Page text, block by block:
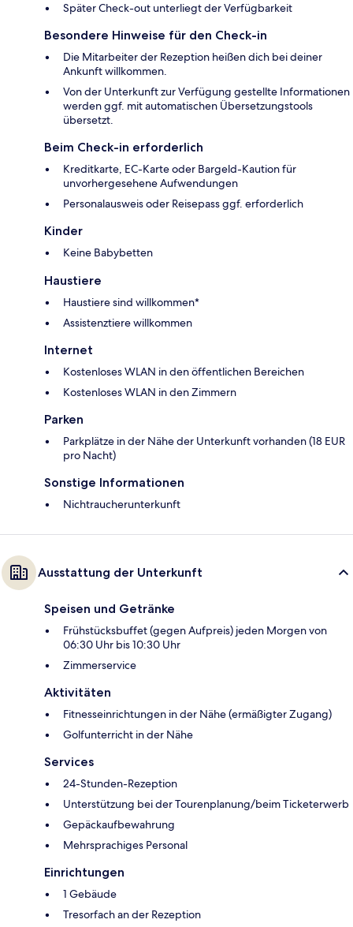
Später Check-out unterliegt der Verfügbarkeit
Besondere Hinweise für den Check-in
Die Mitarbeiter der Rezeption heißen dich bei deiner
Ankunft willkommen.
Von der Unterkunft zur Verfügung gestellte Informationen
werden ggf. mit automatischen Übersetzungstools
übersetzt.
Beim Check-in erforderlich
Kreditkarte, EC-Karte oder Bargeld-Kaution für
unvorhergesehene Aufwendungen
Personalausweis oder Reisepass ggf. erforderlich
Kinder
Keine Babybetten
Haustiere
Haustiere sind willkommen*
Assistenztiere willkommen
Internet
Kostenloses WLAN in den öffentlichen Bereichen
Kostenloses WLAN in den Zimmern
Parken
Parkplätze in der Nähe der Unterkunft vorhanden (18 EUR
pro Nacht)
Sonstige Informationen
Nichtraucherunterkunft
Ausstattung der Unterkunft
Speisen und Getränke
Frühstücksbuffet (gegen Aufpreis) jeden Morgen von
06:30 Uhr bis 10:30 Uhr
Zimmerservice
Aktivitäten
Fitnesseinrichtungen in der Nähe (ermäßigter Zugang)
Golfunterricht in der Nähe
Services
24-Stunden-Rezeption
Unterstützung bei der Tourenplanung/beim Ticketerwerb
Gepäckaufbewahrung
Mehrsprachiges Personal
Einrichtungen
1 Gebäude
Tresorfach an der Rezeption